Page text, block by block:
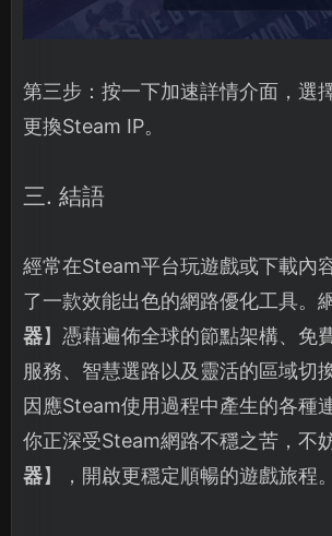
第三步：按一下加速詳情介面，選
更換Steam IP。
三. 結語
經常在Steam平台玩遊戲或下載內
了一款效能出色的網路優化工具。
器】憑藉遍佈全球的節點架構、免
服務、智慧選路以及靈活的區域切
因應Steam使用過程中產生的各種
你正深受Steam網路不穩之苦，不
器】，開啟更穩定順暢的遊戲旅程。